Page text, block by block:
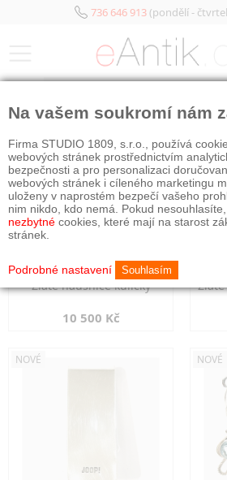
736 646 913(pondělí -
Zlaté náušnice kuličky
10 500 Kč
NOVÉ NOVÉ
Na vašem soukromí nám
Firma STUDIO 1809, s.r.o., používá
webových stránek prostřednictvím
bezpečnosti a pro personalizaci
webových stránek i cíleného marketingu
uloženy v naprostém bezpečí vašeho
nim nikdo, kdo nemá. Pokud
nezbytné cookies, které mají na starost
stránek.
Podrobné nastavení Souhlasím